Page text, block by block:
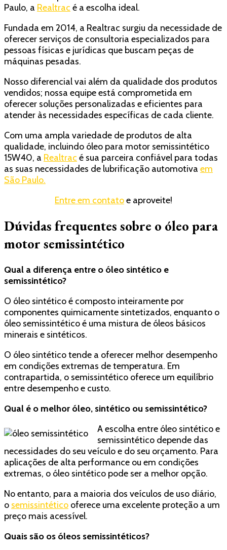
Paulo, a Realtrac é a escolha ideal.
Fundada em 2014, a Realtrac surgiu da necessidade de
oferecer serviços de consultoria especializados para
pessoas físicas e jurídicas que buscam peças de
máquinas pesadas.
Nosso diferencial vai além da qualidade dos produtos
vendidos; nossa equipe está comprometida em
oferecer soluções personalizadas e eficientes para
atender às necessidades específicas de cada cliente.
Com uma ampla variedade de produtos de alta
qualidade, incluindo óleo para motor semissintético
15W40, a Realtrac é sua parceira confiável para todas
as suas necessidades de lubrificação automotiva em
São Paulo.
Entre em contatoe aproveite!
Dúvidas frequentes sobre o óleo para
motor semissintético
Qual a diferença entre o óleo sintético e
semissintético?
O óleo sintético é composto inteiramente por
componentes quimicamente sintetizados, enquanto o
óleo semissintético é uma mistura de óleos básicos
minerais e sintéticos.
O óleo sintético tende a oferecer melhor desempenho
em condições extremas de temperatura. Em
contrapartida, o semissintético oferece um equilíbrio
entre desempenho e custo.
Qual é o melhor óleo, sintético ou semissintético?
A escolha entre óleo sintético e
semissintético depende das
necessidades do seu veículo e do seu orçamento. Para
aplicações de alta performance ou em condições
extremas, o óleo sintético pode ser a melhor opção.
No entanto, para a maioria dos veículos de uso diário,
o semissintético oferece uma excelente proteção a um
preço mais acessível.
Quais são os óleos semissintéticos?